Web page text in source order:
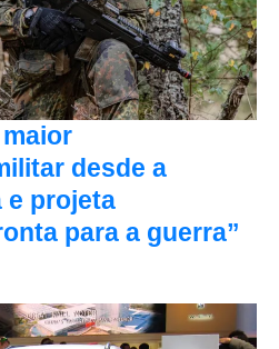
desde a
e projeta
para a guerra”